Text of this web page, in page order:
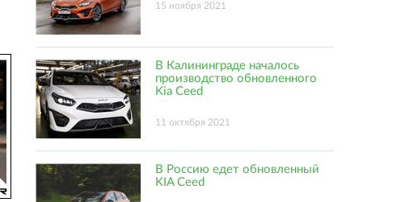
15 ноября 2021
В Калининграде началось
производство обновленного
Kia Ceed
11 октября 2021
В Россию едет обновленный
KIA Ceed